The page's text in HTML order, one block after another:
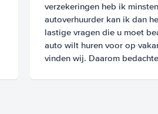
verzekeringen heb ik
autoverhuurder kan ik dan
lastige vragen die u moet
auto wilt huren voor op
vinden wij. Daarom